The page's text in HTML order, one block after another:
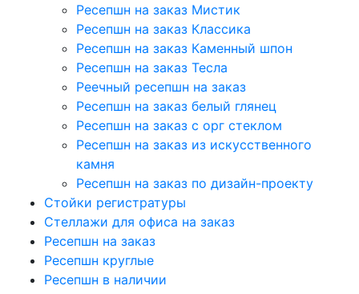
Ресепшн на заказ Мистик
Ресепшн на заказ Классика
Ресепшн на заказ Каменный шпон
Ресепшн на заказ Тесла
Реечный ресепшн на заказ
Ресепшн на заказ белый глянец
Ресепшн на заказ с орг стеклом
Ресепшн на заказ из искусственного
камня
Ресепшн на заказ по дизайн-проекту
Стойки регистратуры
Стеллажи для офиса на заказ
Ресепшн на заказ
Ресепшн круглые
Ресепшн в наличии